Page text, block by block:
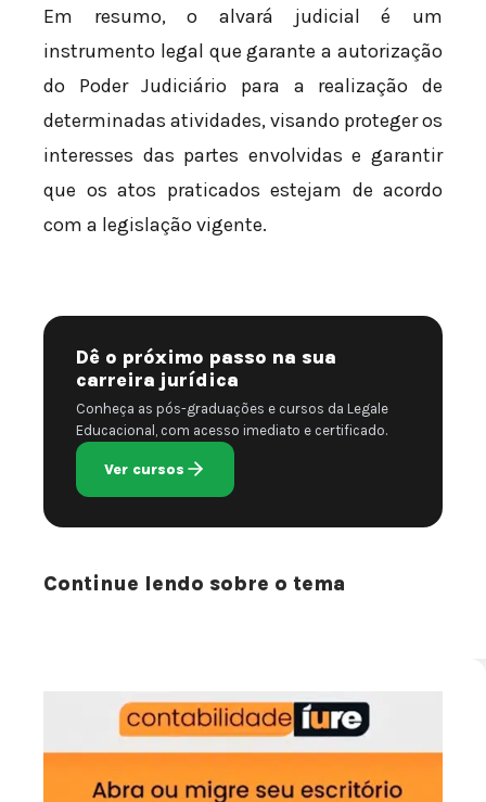
Em resumo, o alvará judicial é um
instrumento legal que garante a autorização
do Poder Judiciário para a realização de
determinadas atividades, visando proteger os
interesses das partes envolvidas e garantir
que os atos praticados estejam de acordo
com a legislação vigente.
Dê o próximo passo na sua
carreira jurídica
Conheça as pós-graduações e cursos da Legale
Educacional, com acesso imediato e certificado.
Ver cursos
Continue lendo sobre o tema